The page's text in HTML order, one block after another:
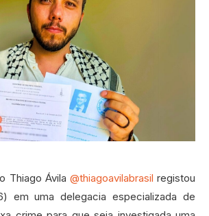
Thiago Ávila @thiagoavilabrasil registou
em uma delegacia especializada de